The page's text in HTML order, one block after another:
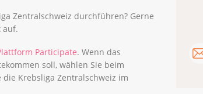
Zentralschweiz durchführen? Gerne
auf.
Participate. Wenn das
soll, wählen Sie beim
Krebsliga Zentralschweiz im